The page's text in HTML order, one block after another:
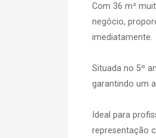
Com 36 m²
negócio,
imediatamente.
Situada no 5º
garantindo um
Ideal para
representação